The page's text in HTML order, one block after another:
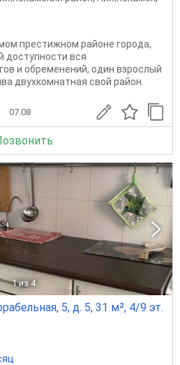
престижном районе города,
доступности вся
и обременений, один взрослый
двухкомнатная свой район.
07.08
1 из 4
5, д. 5, 31 м², 4/9 эт.